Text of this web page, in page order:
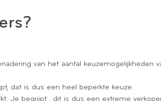
van het aantal keuzemogelijkheden
dat is dus een heel beperkte keuze.
Je begrijpt , dit is dus een extreme